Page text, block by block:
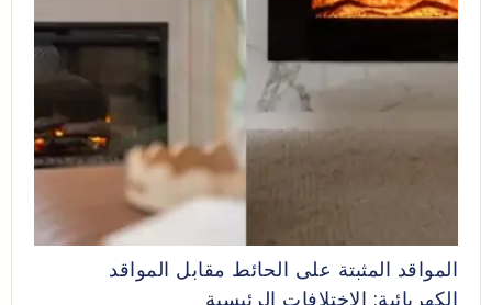
المواقد المثبتة على الحائط مقابل المواقد
الكهربائية: الاختلافات الرئيسية